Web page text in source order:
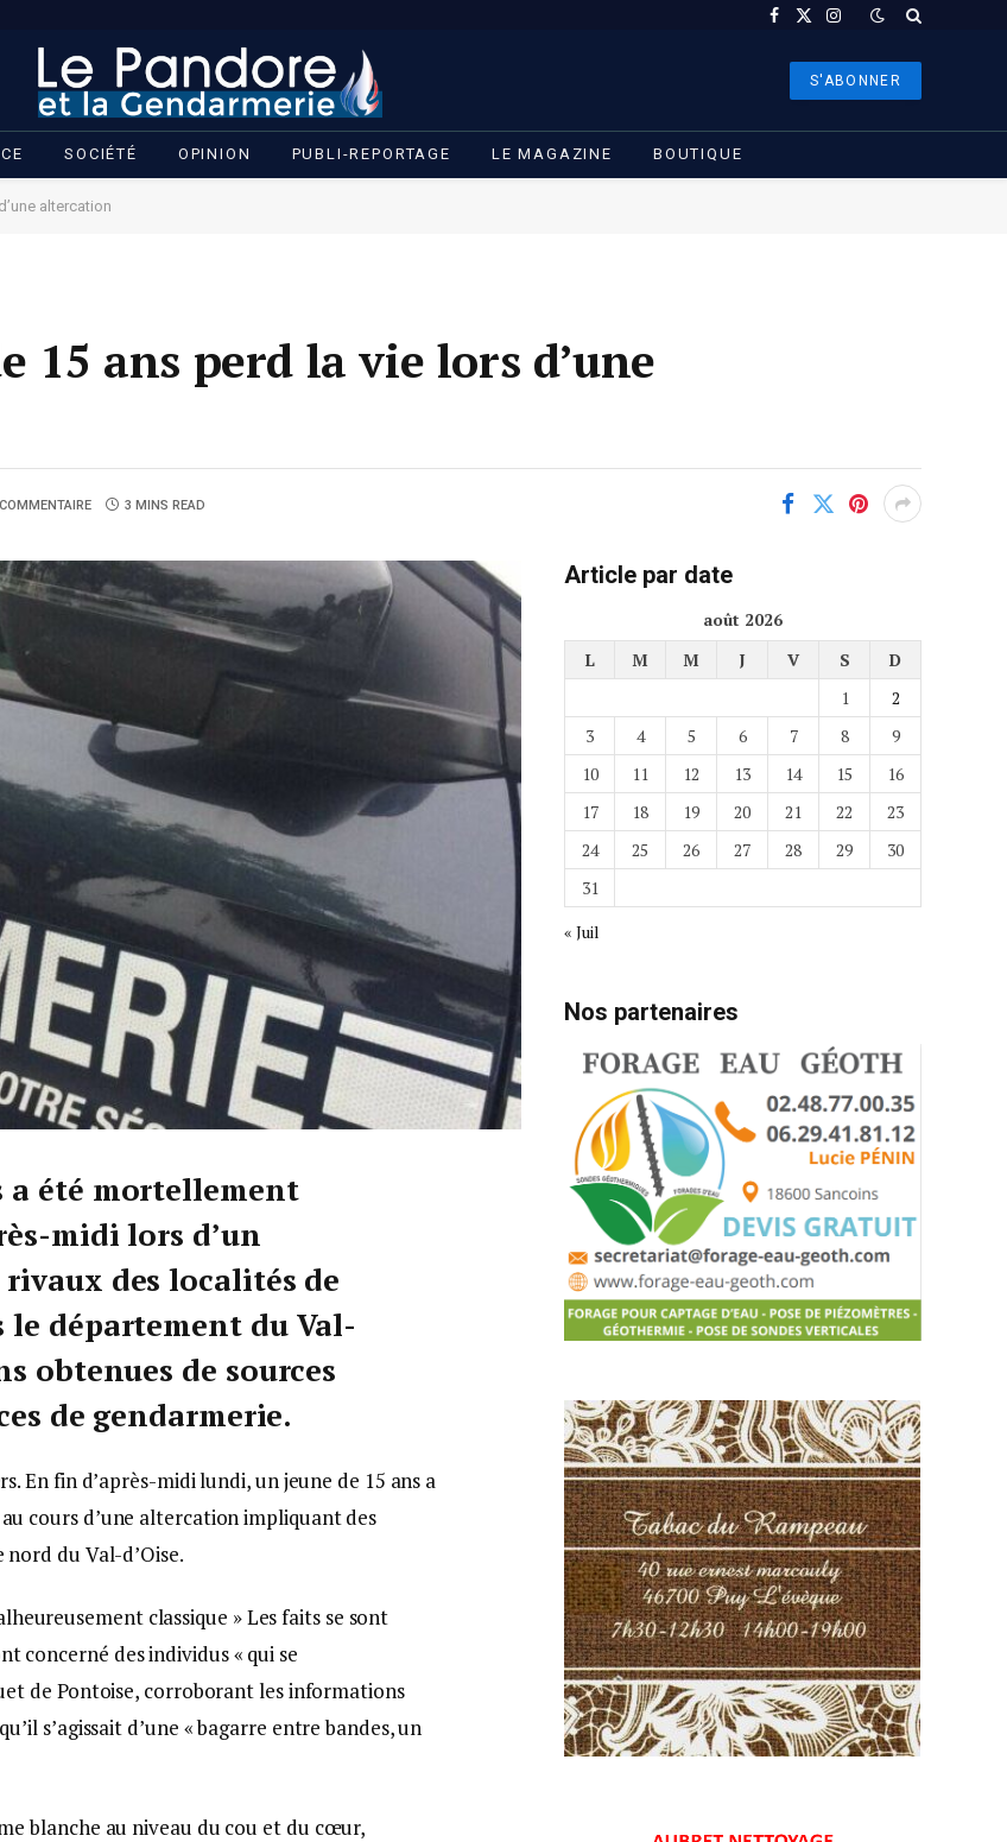
Facebook
X
Instagram
S'ABONNER
SOCIÉTÉ OPINION PUBLI-REPORTAGE LE MAGAZINE BOUTIQUE
altercation
15 ans perd la vie lors d’une
3 MINS READ
a été mortellement
midi lors d’un
des localités de
le département du Val-
obtenues de sources
de gendarmerie.
En fin d’après-midi lundi, un jeune de 15 ans a
cours d’une altercation impliquant des
du Val-d’Oise.
classique » Les faits se sont
concerné des individus « qui se
de Pontoise, corroborant les informations
s’agissait d’une « bagarre entre bandes, un
blanche au niveau du cou et du cœur,
Article par date
août 2026
L
M M J V S
D
1
2
3
4 5 6 7 8
9
10
11 12 13 14 15
16
17
18 19 20 21 22
23
24
25 26 27 28 29
30
31
« Juil
Nos partenaires